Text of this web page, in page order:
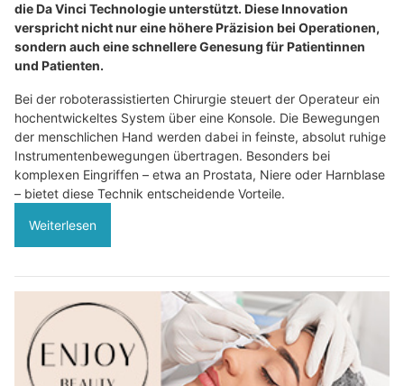
die Da Vinci Technologie unterstützt. Diese Innovation
verspricht nicht nur eine höhere Präzision bei Operationen,
sondern auch eine schnellere Genesung für Patientinnen
und Patienten.
Bei der roboterassistierten Chirurgie steuert der Operateur ein
hochentwickeltes System über eine Konsole. Die Bewegungen
der menschlichen Hand werden dabei in feinste, absolut ruhige
Instrumentenbewegungen übertragen. Besonders bei
komplexen Eingriffen – etwa an Prostata, Niere oder Harnblase
– bietet diese Technik entscheidende Vorteile.
Weiterlesen